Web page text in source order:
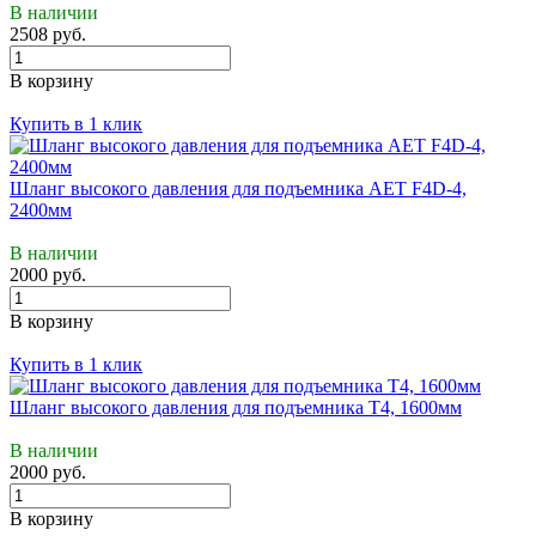
В наличии
2508 руб.
В корзину
Купить в 1 клик
Шланг высокого давления для подъемника АЕТ F4D-4,
2400мм
В наличии
2000 руб.
В корзину
Купить в 1 клик
Шланг высокого давления для подъемника Т4, 1600мм
В наличии
2000 руб.
В корзину